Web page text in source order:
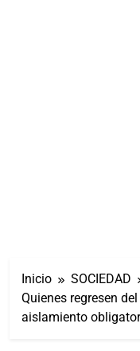
Inicio
SOCIEDAD
Quienes regresen
aislamiento